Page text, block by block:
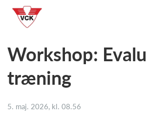
Workshop:
træning
5. maj. 2026, kl. 08.56